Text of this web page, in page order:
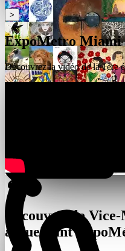
>
ExpoMetro Miami
Découvrez la vidéo de la 1ère
Découvrez le
accueillant